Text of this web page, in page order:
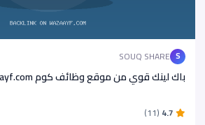
S
SOUQ SHARE
باك لينك قوي من موقع وظائف كوم wazaayf.com
4.7
(11)